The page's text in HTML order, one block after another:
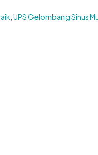
,UPS Gelombang Sinus